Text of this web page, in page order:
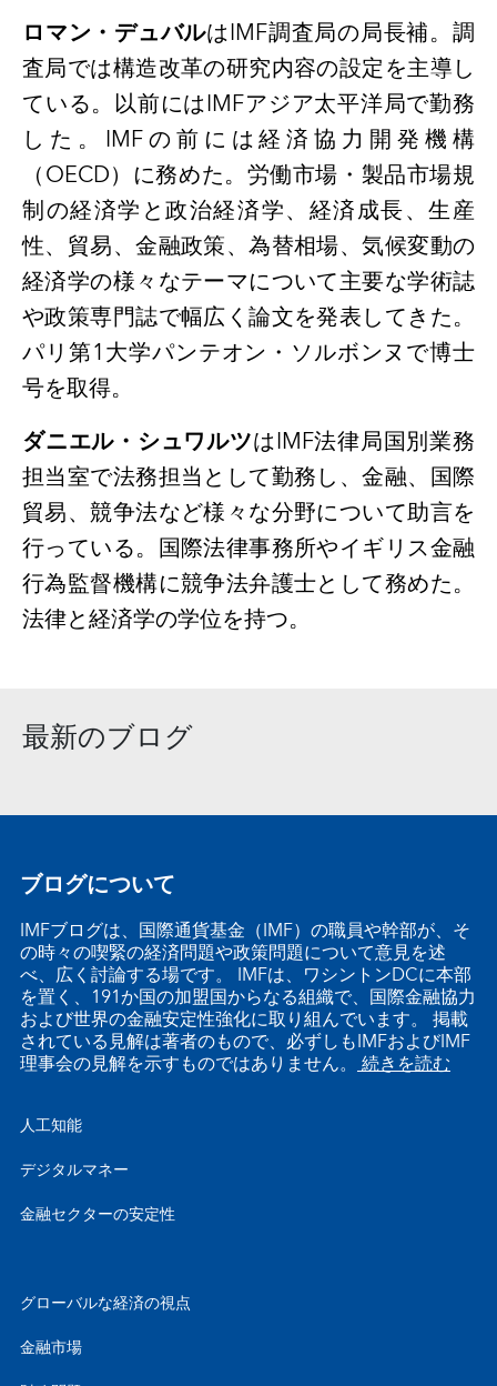
ロマン・デュバルはIMF調査局の局長補。調
査局では構造改革の研究内容の設定を主導し
ている。以前にはIMFアジア太平洋局で勤務
した。 IMFの前には経済協力開発機構
（OECD）に務めた。労働市場・製品市場規
制の経済学と政治経済学、経済成長、生産
性、貿易、金融政策、為替相場、気候変動の
経済学の様々なテーマについて主要な学術誌
や政策専門誌で幅広く論文を発表してきた。
パリ第1大学パンテオン・ソルボンヌで博士
号を取得。
ダニエル・シュワルツはIMF法律局国別業務
担当室で法務担当として勤務し、金融、国際
貿易、競争法など様々な分野について助言を
行っている。国際法律事務所やイギリス金融
行為監督機構に競争法弁護士として務めた。
法律と経済学の学位を持つ。
最新のブログ
ブログについて
IMFブログは、国際通貨基金（IMF）の職員や幹部が、そ
の時々の喫緊の経済問題や政策問題について意見を述
べ、広く討論する場です。 IMFは、ワシントンDCに本部
を置く、191か国の加盟国からなる組織で、国際金融協力
および世界の金融安定性強化に取り組んでいます。 掲載
されている見解は著者のもので、必ずしもIMFおよびIMF
理事会の見解を示すものではありません。 続きを読む
人工知能
デジタルマネー
金融セクターの安定性
グローバルな経済の視点
金融市場